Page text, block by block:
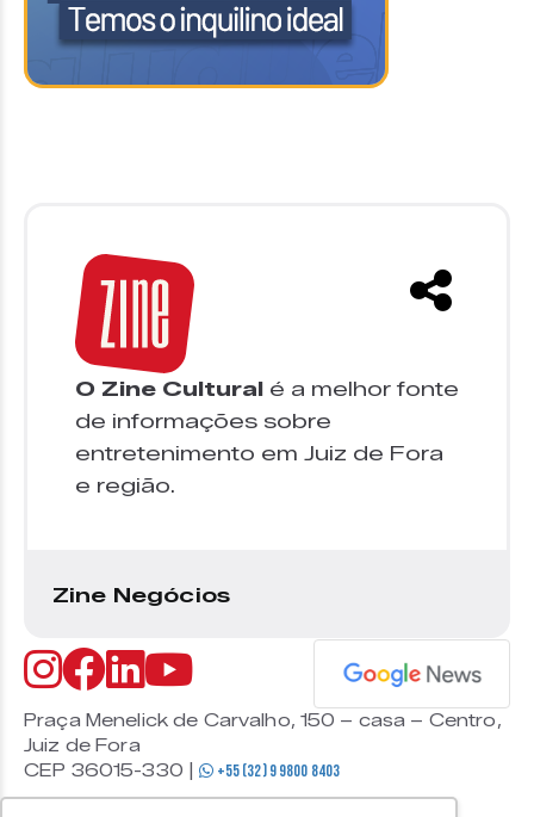
O Zine Cultural é a melhor fonte
de informações sobre
entretenimento em Juiz de Fora
e região.
Zine Negócios
Praça Menelick de Carvalho, 150 – casa – Centro,
Juiz de Fora
CEP 36015-330 |
+55 (32) 9 9800 8403